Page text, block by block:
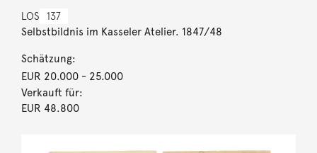
LOS 137
Selbstbildnis im Kasseler Atelier. 1847/48
Schätzung:
EUR 20.000- 25.000
Verkauft für:
EUR 48.800